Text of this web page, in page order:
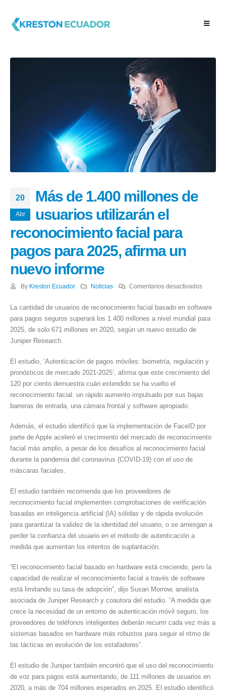
20
Abr
Más de 1.400 millones de
usuarios utilizarán el
reconocimiento facial para
pagos para 2025, afirma un
nuevo informe
By Kreston Ecuador Noticias Comentarios desactivadosen
de
1.400
el
facial
para
2025,
afirma
La cantidad de usuarios de reconocimiento facial basado en software
para pagos seguros superará los 1.400 millones a nivel mundial para
2025, de solo 671 millones en 2020, según un nuevo estudio de
Juniper Research.
El estudio, ‘Autenticación de pagos móviles: biometría, regulación y
pronósticos de mercado 2021-2025’, afirma que este crecimiento del
120 por ciento demuestra cuán extendido se ha vuelto el
reconocimiento facial: un rápido aumento impulsado por sus bajas
barreras de entrada, una cámara frontal y software apropiado.
Además, el estudio identificó que la implementación de FaceID por
parte de Apple aceleró el crecimiento del mercado de reconocimiento
facial más amplio, a pesar de los desafíos al reconocimiento facial
durante la pandemia del coronavirus (COVID-19) con el uso de
máscaras faciales.
El estudio también recomienda que los proveedores de
reconocimiento facial implementen comprobaciones de verificación
basadas en inteligencia artificial (IA) sólidas y de rápida evolución
para garantizar la validez de la identidad del usuario, o se arriesgan a
perder la confianza del usuario en el método de autenticación a
medida que aumentan los intentos de suplantación.
“El reconocimiento facial basado en hardware está creciendo, pero la
capacidad de realizar el reconocimiento facial a través de software
está limitando su tasa de adopción”, dijo Susan Morrow, analista
asociada de Juniper Research y coautora del estudio. “A medida que
crece la necesidad de un entorno de autenticación móvil seguro, los
proveedores de teléfonos inteligentes deberán recurrir cada vez más a
sistemas basados ​​en hardware más robustos para seguir el ritmo de
las tácticas en evolución de los estafadores”.
El estudio de Juniper también encontró que el uso del reconocimiento
de voz para pagos está aumentando, de 111 millones de usuarios en
2020, a más de 704 millones esperados en 2025. El estudio identificó